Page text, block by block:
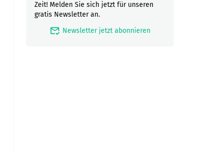
Zeit! Melden Sie sich jetzt für unseren
gratis Newsletter an.
mark_email_read Newsletter jetzt abonnieren